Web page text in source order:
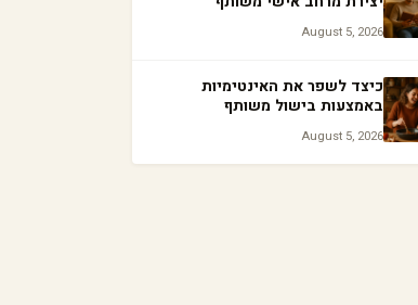
August 5, 2026
כיצד לשפר את האינטימיות
באמצעות בישול משותף
August 5, 2026